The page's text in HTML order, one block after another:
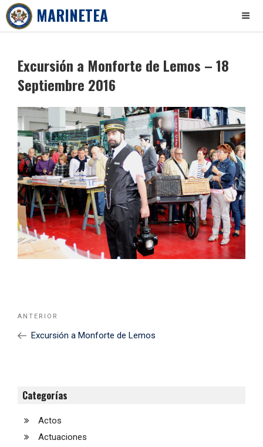
content
MARINETEA
Excursión a Monforte de Lemos – 18
Septiembre 2016
Navegación
entradas
Noticia
Anterior
ANTERIOR
Excursión a Monforte de Lemos
Categorías
Actos
Actuaciones